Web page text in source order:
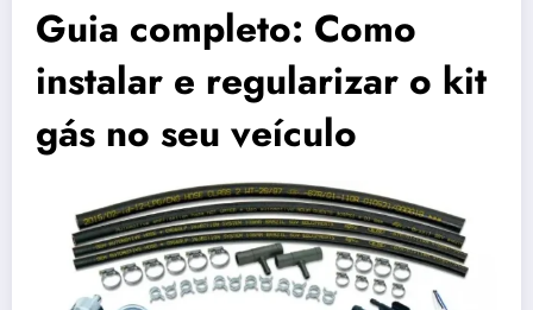
Guia completo: Como
instalar e regularizar o kit
gás no seu veículo